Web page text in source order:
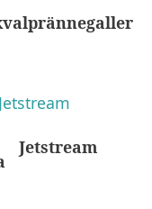
Jetstream